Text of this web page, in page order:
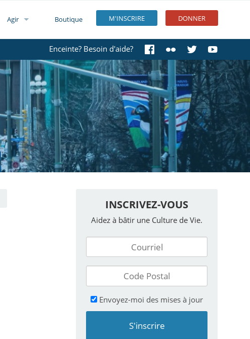
M'INSCRIRE DONNER
Agir Boutique
Enceinte? Besoin d'aide?
INSCRIVEZ-VOUS
Aidez à bâtir une Culture de Vie.
Envoyez-moi des mises à jour